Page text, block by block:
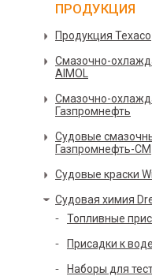
ПРОДУКЦИЯ
Продукция Texaco
Смазочно-
AIMOL
Смазочно-
Газпромнефть
Судовые
Газпромнефть-СМ
Судовые краски
Судовая химия
Топливные
Присадки к воде
Наборы для